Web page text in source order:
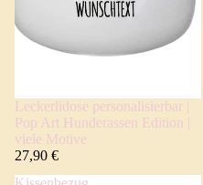
Leckerlidose personalisierbar |
Pop Art Hunderassen Edition |
viele Motive
27,90 €